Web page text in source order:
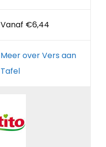
Vanaf €6,44
Meer over Vers aan
Tafel